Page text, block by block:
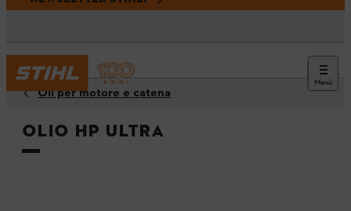
Menù
Oli per motore e catena
Olio HP Ultra